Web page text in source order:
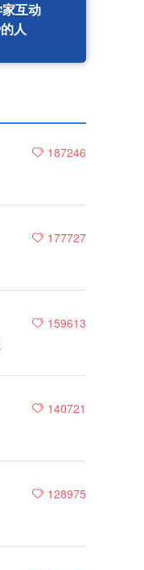
互动
人
187246
177727
159613
140721
128975